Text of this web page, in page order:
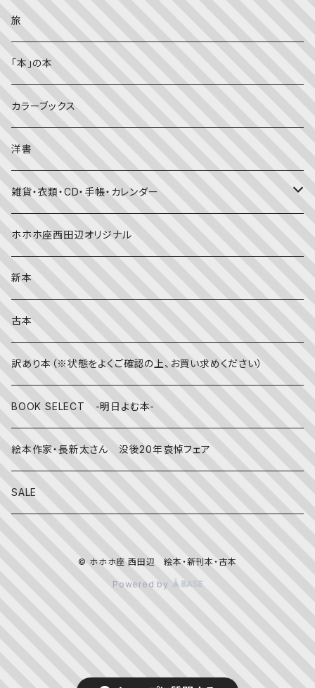
理科
料理・食育
英語
しかけ絵本
児童書
大人の方に
季節・行事の絵本
春
夏
赤ちゃん（０・１・２歳向け）絵本
文字のない絵本
英語の絵本
写真絵本
趣味
ライフスタイル・生き方
子育て
ZINE
美術・画集・図録
音楽
写真集
デザイン
ファッション
映画
伝統文化・技法
旅
「本」の本
カラーブックス
洋書
雑貨・衣類・CD・手帳・カレンダー
靴下
日記・手帳
CD
文房具
その他
ホホホ座西田辺オリジナル
新本
古本
訳あり本（※状態をよくご確認の上、お買い求めください）
BOOK SELECT -明日よむ本-
絵本作家・長新太さん 没後20年哀悼フェア
SALE
© ホホホ座 西田辺 絵本・新刊本・古本
Powered by